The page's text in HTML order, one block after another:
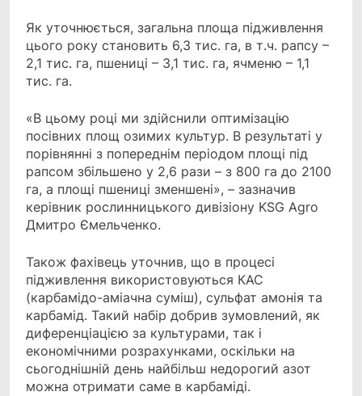
Як уточнюється, загальна площа підживлення
цього року становить 6,3 тис. га, в т.ч. рапсу –
2,1 тис. га, пшениці – 3,1 тис. га, ячменю – 1,1
тис. га.
«В цьому році ми здійснили оптимізацію
посівних площ озимих культур. В результаті у
порівнянні з попереднім періодом площі під
рапсом збільшено у 2,6 рази – з 800 га до 2100
га, а площі пшениці зменшені», – зазначив
керівник рослинницького дивізіону KSG Agro
Дмитро Ємельченко.
Також фахівець уточнив, що в процесі
підживлення використовуються КАС
(карбамідо-аміачна суміш), сульфат амонія та
карбамід. Такий набір добрив зумовлений, як
диференціацією за культурами, так і
економічними розрахунками, оскільки на
сьогоднішній день найбільш недорогий азот
можна отримати саме в карбаміді.